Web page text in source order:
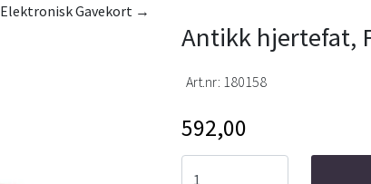
Elektronisk Gavekort →
Antikk hjertefat,
Art.nr: 180158
592,00